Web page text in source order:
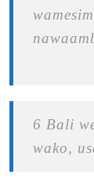
6 Bali
wako,